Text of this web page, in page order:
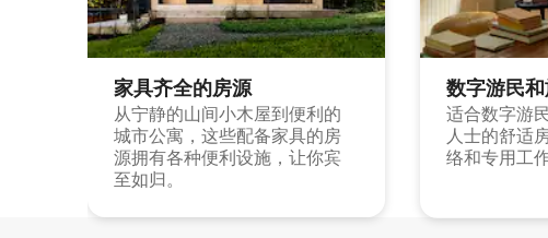
家具齐全的房源
从宁静的山间小木屋到便利的
城市公寓，这些配备家具的房
源拥有各种便利设施，让你宾
至如归。
数字游民
适合数字游
人士的舒适
络和专用工